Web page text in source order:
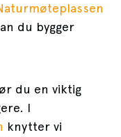
du bygger
du en viktig
I
knytter vi